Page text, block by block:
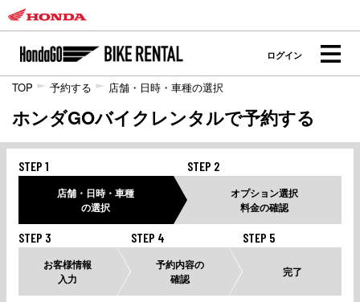
ログイン
TOP 予約する 店舗・日時・車種の選択
ホンダGOバイクレンタルで予約する
STEP 1
店舗・日時・車種
の選択
STEP 2
オプション選択
料金の確認
STEP 3
お客様情報
入力
STEP 4
予約内容の
確認
STEP 5
完了